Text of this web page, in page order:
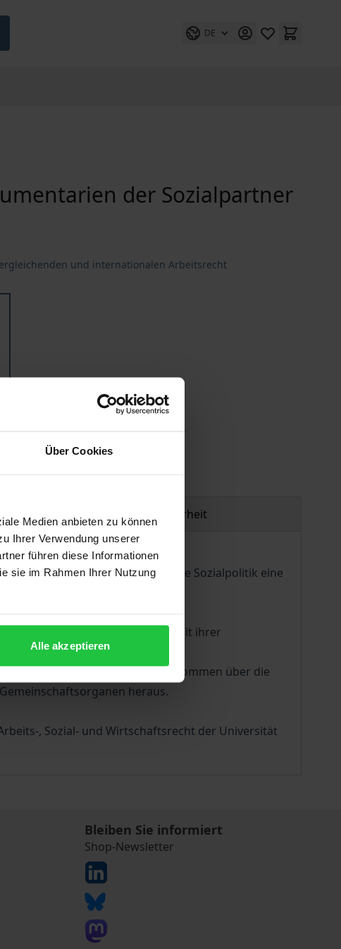
Über Cookies
Medien anbieten zu können
Ihrer Verwendung unserer
führen diese Informationen
sie im Rahmen Ihrer Nutzung
Alle akzeptieren
DE
der Sozialpartner
und internationalen Arbeitsrecht
Produktsicherheit
Maastrichter Abkommen über die Sozialpolitik eine
sowie selbständiger
beginnen erst zaghaft mit ihrer
als auch nach dem Abkommen über die
heraus.
, Sozial- und Wirtschaftsrecht der Universität
Bleiben Sie informiert
Shop-Newsletter